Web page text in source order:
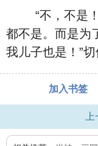
“不，不是！
都不是。而是为
我儿子也是！”
加入书签